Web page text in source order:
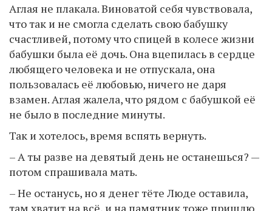
Аглая не плакала. Виноватой себя чувствовала,
что так и не смогла сделать свою бабушку
счастливей, потому что спицей в колесе жизни
бабушки была её дочь. Она вцепилась в сердце
любящего человека и не отпускала, она
пользовалась её любовью, ничего не даря
взамен. Аглая жалела, что рядом с бабушкой её
не было в последние минуты.
Так и хотелось, время вспять вернуть.
– А ты разве на девятый день не останешься? —
потом спрашивала мать.
– Не останусь, но я денег тёте Люде оставила,
там хватит на всё, и на памятник тоже пришлю